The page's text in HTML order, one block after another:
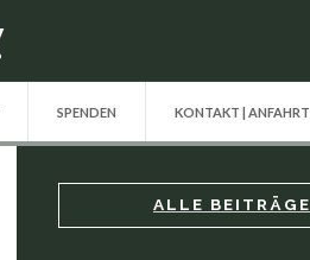
SPENDEN KONTAKT | ANFAHRT
ALLE BEITRÄGE